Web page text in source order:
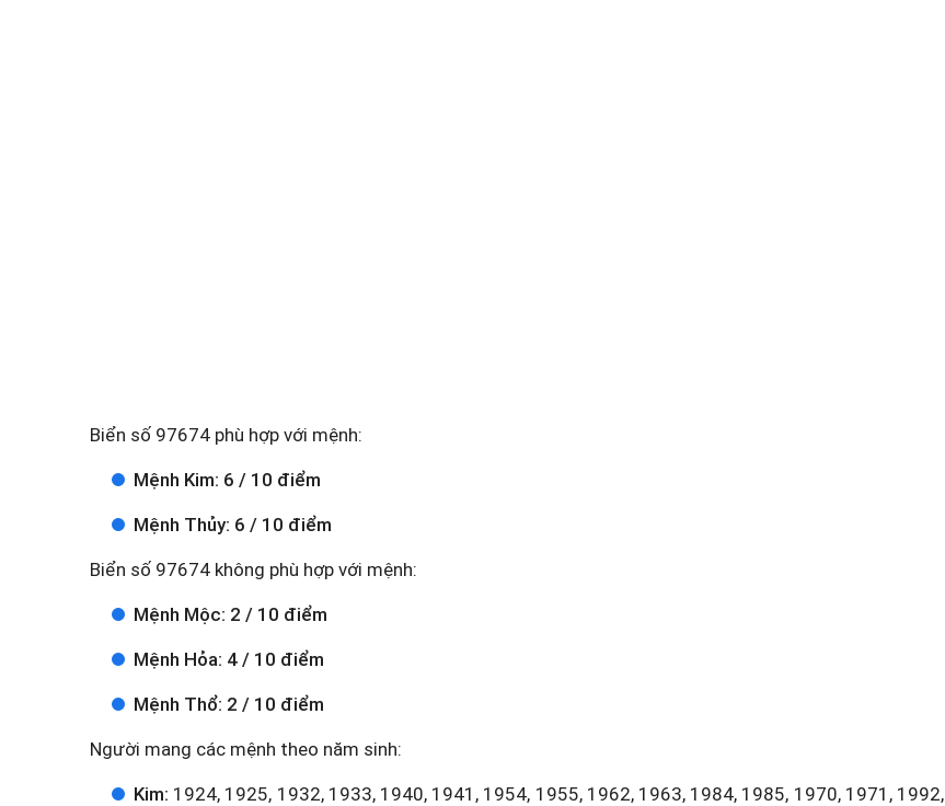
Biển số 97674 phù hợp với mệnh:
Mệnh Kim: 6 / 10 điểm
Mệnh Thủy: 6 / 10 điểm
Biển số 97674 không phù hợp với mệnh:
Mệnh Mộc: 2 / 10 điểm
Mệnh Hỏa: 4 / 10 điểm
Mệnh Thổ: 2 / 10 điểm
Người mang các mệnh theo năm sinh:
Kim: 1924, 1925, 1932, 1933, 1940, 1941, 1954, 1955, 1962, 1963, 1984, 1985, 1970, 1971, 1992,